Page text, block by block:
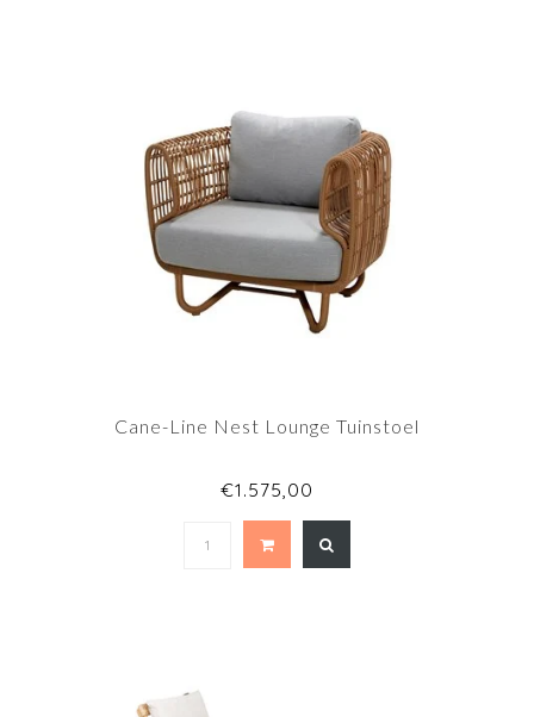
Cane-Line Nest Lounge Tuinstoel
€1.575,00